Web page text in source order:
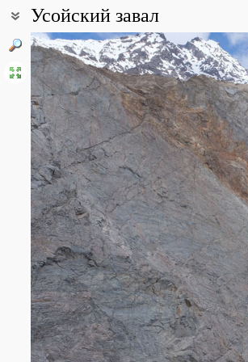
Усойский завал
Координаты:
38° 16′ 10.5″ с.ш., 72° 36′ 01.3″ в.д.
Описание точки:
Усойский завал – гигантский
Мургаб. В результате образовалось
песчаников и др. Высота завала над
Усойский завал из ниши отрыва
Все фотографии(104) Фото